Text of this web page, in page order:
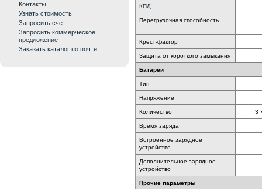
Контакты
Узнать стоимость
Запросить счет
Запросить коммерческое
предложение
Заказать каталог по почте
КПД
Перегрузочная способность
Крест-фактор
Защита от короткого замыкания
Батареи
Тип
Напряжение
Количество 3
Время заряда
Встроенное зарядное
устройство
Дополнительное зарядное
устройство
Прочие параметры